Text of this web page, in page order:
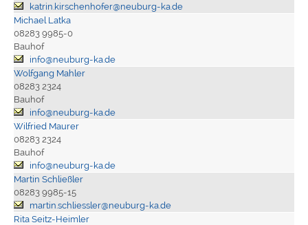
katrin.kirschenhofer@neuburg-ka.de
Michael Latka
08283 9985-0
Bauhof
info@neuburg-ka.de
Wolfgang Mahler
08283 2324
Bauhof
info@neuburg-ka.de
Wilfried Maurer
08283 2324
Bauhof
info@neuburg-ka.de
Martin Schließler
08283 9985-15
martin.schliessler@neuburg-ka.de
Rita Seitz-Heimler